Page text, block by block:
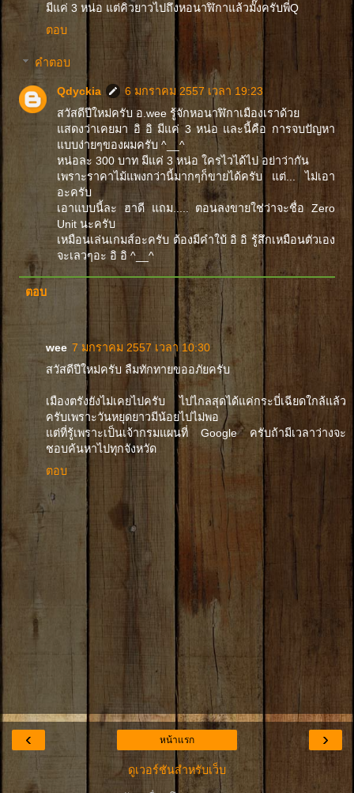
มีแค่ 3 หน่อ แต่คิวยาวไปถึงหอนาฬิกาแล้วมั๊งครับพี่Q
ตอบ
คำตอบ
Qdyckia
6 มกราคม 2557 เวลา 19:23
สวัสดีปีใหม่ครับ อ.wee รู้จักหอนาฬิกาเมืองเราด้วย
แสดงว่าเคยมา อิ อิ มีแค่ 3 หน่อ และนี้คือ การจบปัญหา
แบบง่ายๆของผมครับ ^__^
หน่อละ 300 บาท มีแค่ 3 หน่อ ใครไวได้ไป อย่าว่ากัน
เพราะราคาไม้แพงกว่านี้มากๆก็ขายได้ครับ แต่... ไม่เอา
อะครับ
เอาแบบนี้ละ ฮาดี แถม..... ตอนลงขายใช่ว่าจะชื่อ Zero
Unit นะครับ
เหมือนเล่นเกมส์อะครับ ต้องมีคำใบ้ อิ อิ รู้สึกเหมือนตัวเอง
จะเลวๆอะ อิ อิ ^__^
ตอบ
wee 7 มกราคม 2557 เวลา 10:30
สวัสดีปีใหม่ครับ ลืมทักทายขออภัยครับ
เมืองตรังยังไม่เคยไปครับ ไปไกลสุดได้แค่กระบี่เฉียดใกล้แล้ว
ครับเพราะวันหยุดยาวมีน้อยไปไม่พอ
แต่ที่รู้เพราะเป็นเจ้ากรมแผนที่ Google ครับถ้ามีเวลาว่างจะ
ชอบค้นหาไปทุกจังหวัด
ตอบ
‹ ›
หน้าแรก
ดูเวอร์ชันสำหรับเว็บ